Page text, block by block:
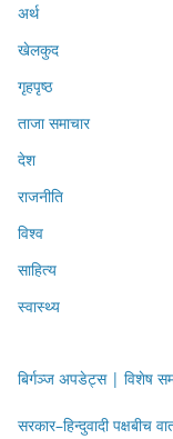
अर्थ
खेलकुद
गृहपृष्ठ
ताजा समाचार
देश
राजनीति
विश्व
साहित्य
स्वास्थ्य
बिर्गञ्ज अपडेट्स | विशेष
सरकार–हिन्दुवादी पक्षबीच